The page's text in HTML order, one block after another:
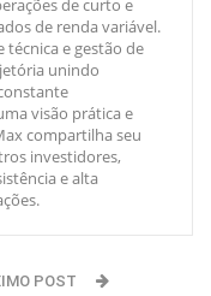
de curto e
de renda variável.
técnica e gestão de
unindo
visão prática e
compartilha seu
investidores,
e alta
POST